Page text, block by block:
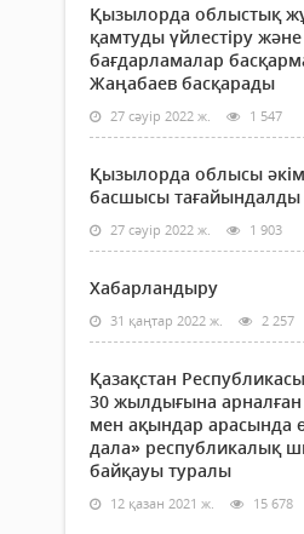
Қызылорда облыстық
қамтуды үйлестіру және
бағдарламалар
Жаңабаев басқарады
27 сәуір 2022 ж. 1 547
Қызылорда облысы
басшысы тағайындалды
27 сәуір 2022 ж. 1 903
Хабарландыру
31 қаңтар 2022 ж. 2 257
Қазақстан Республикасы
30 жылдығына
мен ақындар арасында
дала» республикалық
байқауы туралы
12 қазан 2021 ж. 15 678